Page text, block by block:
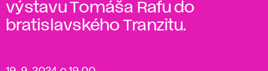
výstavu Tomáša Rafu do
bratislavského Tranzitu.